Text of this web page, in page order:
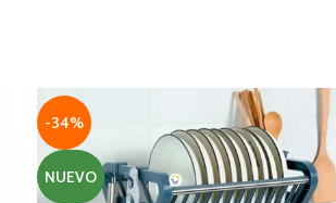
Motor mejorado de alta velocidad con
suficiente potencia espumar leche en 20
segundos.
-34%
NUEVO